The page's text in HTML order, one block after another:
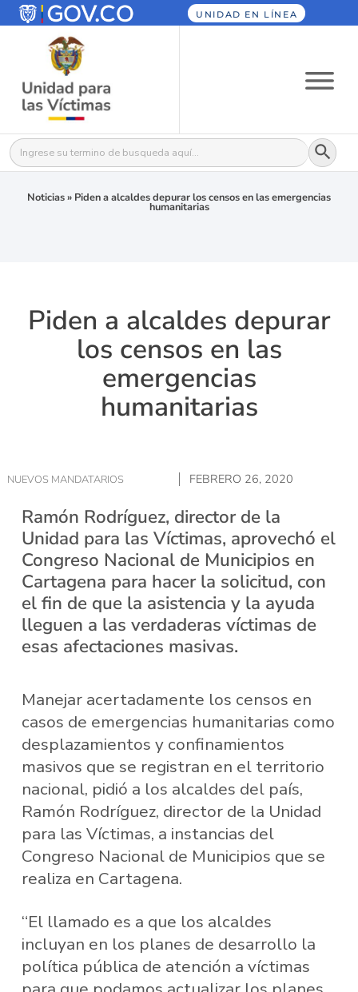
UNIDAD EN LÍNEA
Buscar: Botón
Noticias» Piden a alcaldes depurar los censos en las emergencias
humanitarias
Piden a alcaldes depurar
los censos en las
emergencias
humanitarias
NUEVOS MANDATARIOS FEBRERO 26, 2020
Ramón Rodríguez, director de la
Unidad para las Víctimas, aprovechó el
Congreso Nacional de Municipios en
Cartagena para hacer la solicitud, con
el fin de que la asistencia y la ayuda
lleguen a las verdaderas víctimas de
esas afectaciones masivas.
Manejar acertadamente los censos en
casos de emergencias humanitarias como
desplazamientos y confinamientos
masivos que se registran en el territorio
nacional, pidió a los alcaldes del país,
Ramón Rodríguez, director de la Unidad
para las Víctimas, a instancias del
Congreso Nacional de Municipios que se
realiza en Cartagena.
“El llamado es a que los alcaldes
incluyan en los planes de desarrollo la
política pública de atención a víctimas